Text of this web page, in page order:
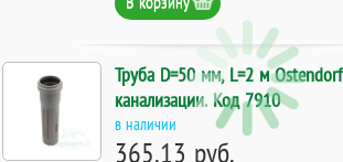
Труба D=50 мм, L=2 м
канализации. Код 7910
в наличии
365.13 руб.